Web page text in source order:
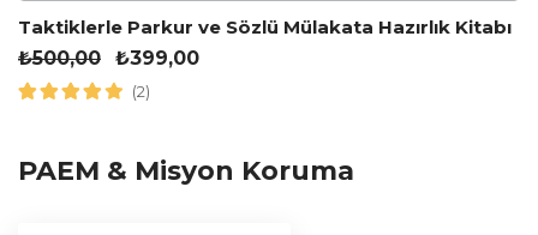
Taktiklerle Parkur ve Sözlü Mülakata Hazırlık Kitabı
₺500,00 ₺399,00
(2)
PAEM & Misyon Koruma